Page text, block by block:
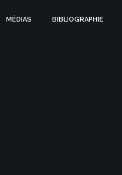
MÉDIAS BIBLIOGRAPHIE